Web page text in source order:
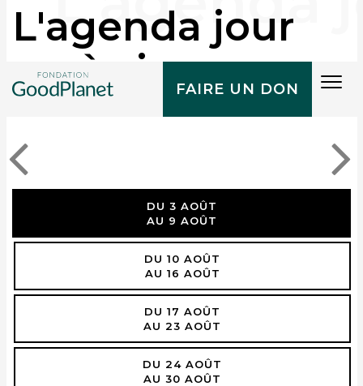
FAIRE UN DON
L'agenda jour
après jour
DU 3 AOÛT
AU 9 AOÛT
DU 10 AOÛT
AU 16 AOÛT
DU 17 AOÛT
AU 23 AOÛT
DU 24 AOÛT
AU 30 AOÛT